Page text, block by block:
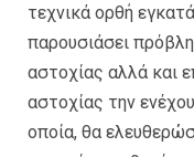
τεχνικά ορθή
παρουσιάσει
αστοχίας αλλά και
αστοχίας την
οποία, θα